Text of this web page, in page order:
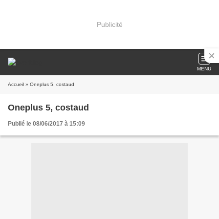
Publicité
MENU
Accueil » Oneplus 5, costaud
Oneplus 5, costaud
Publié le 08/06/2017 à 15:09